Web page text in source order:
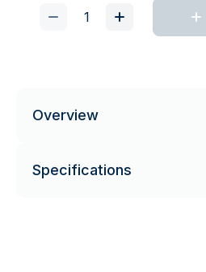
Overview
Specifications